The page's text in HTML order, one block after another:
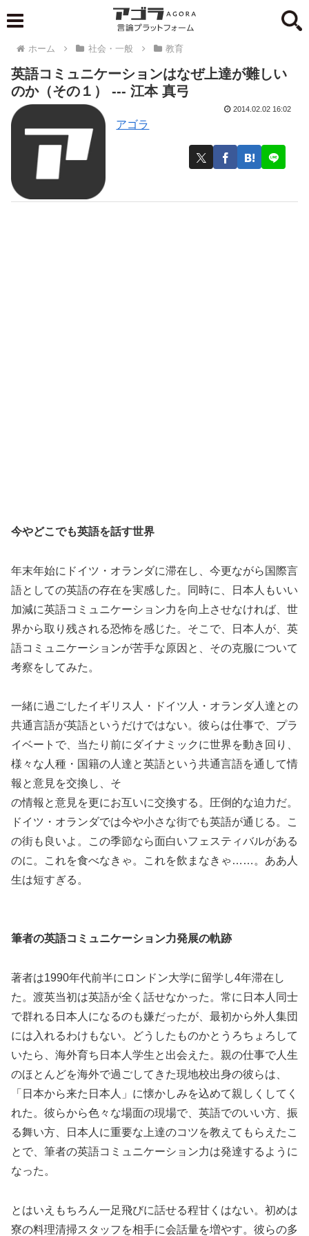
ホーム 社会・一般 教育
英語コミュニケーションはなぜ上達が難しい
のか（その１） --- 江本 真弓
アゴラ
2014.02.02 16:02
今やどこでも英語を話す世界
年末年始にドイツ・オランダに滞在し、今更ながら国際言
語としての英語の存在を実感した。同時に、日本人もいい
加減に英語コミュニケーション力を向上させなければ、世
界から取り残される恐怖を感じた。そこで、日本人が、英
語コミュニケーションが苦手な原因と、その克服について
考察をしてみた。
一緒に過ごしたイギリス人・ドイツ人・オランダ人達との
共通言語が英語というだけではない。彼らは仕事で、プラ
イベートで、当たり前にダイナミックに世界を動き回り、
様々な人種・国籍の人達と英語という共通言語を通して情
報と意見を交換し、そ
の情報と意見を更にお互いに交換する。圧倒的な迫力だ。
ドイツ・オランダでは今や小さな街でも英語が通じる。こ
の街も良いよ。この季節なら面白いフェスティバルがある
のに。これを食べなきゃ。これを飲まなきゃ……。ああ人
生は短すぎる。
筆者の英語コミュニケーション力発展の軌跡
著者は1990年代前半にロンドン大学に留学し4年滞在し
た。渡英当初は英語が全く話せなかった。常に日本人同士
で群れる日本人になるのも嫌だったが、最初から外人集団
には入れるわけもない。どうしたものかとうろちょろして
いたら、海外育ち日本人学生と出会えた。親の仕事で人生
のほとんどを海外で過ごしてきた現地校出身の彼らは、
「日本から来た日本人」に懐かしみを込めて親しくしてく
れた。彼らから色々な場面の現場で、英語でのいい方、振
る舞い方、日本人に重要な上達のコツを教えてもらえたこ
とで、筆者の英語コミュニケーション力は発達するように
なった。
とはいえもちろん一足飛びに話せる程甘くはない。初めは
寮の料理清掃スタッフを相手に会話量を増やす。彼らの多